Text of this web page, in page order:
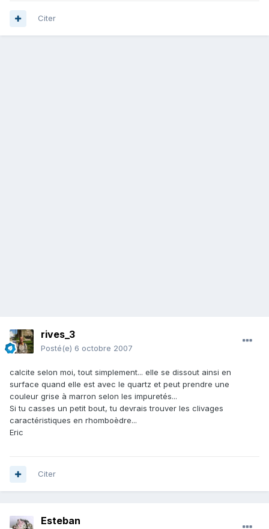
Citer
rives_3
Posté(e) 6 octobre 2007
calcite selon moi, tout simplement... elle se dissout ainsi en
surface quand elle est avec le quartz et peut prendre une
couleur grise à marron selon les impuretés...
Si tu casses un petit bout, tu devrais trouver les clivages
caractéristiques en rhomboèdre...
Eric
Citer
Esteban